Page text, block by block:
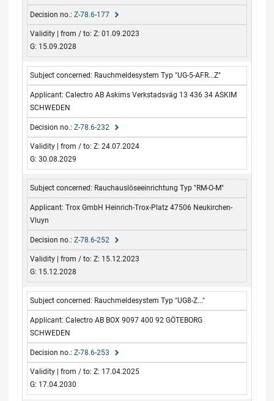
Z-78.6-177
Z: 01.09.2023
G: 15.09.2028
Rauchmeldesystem Typ "UG-5-AFR...Z"
Calectro AB Askims Verkstadsväg 13 436 34 ASKIM
SCHWEDEN
Z-78.6-232
Z: 24.07.2024
G: 30.08.2029
Rauchauslöseeinrichtung Typ "RM-O-M"
Trox GmbH Heinrich-Trox-Platz 47506 Neukirchen-
Vluyn
Z-78.6-252
Z: 15.12.2023
G: 15.12.2028
Rauchmeldesystem Typ "UG8-Z..."
Calectro AB BOX 9097 400 92 GÖTEBORG
SCHWEDEN
Z-78.6-253
Z: 17.04.2025
G: 17.04.2030